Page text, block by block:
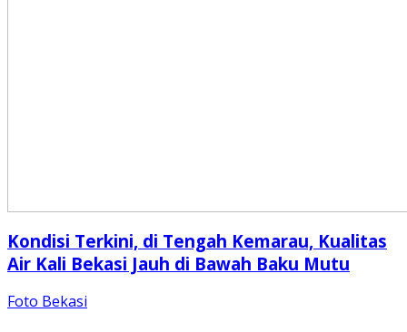
Kondisi Terkini, di Tengah Kemarau, Kualitas
Air Kali Bekasi Jauh di Bawah Baku Mutu
Foto Bekasi